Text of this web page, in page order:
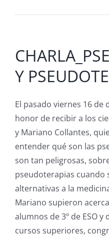
Y
El pasado viernes 16
honor de recibir a los
y Mariano Collantes,
entender qué son las
son tan peligrosas,
pseudoterapias cuando
alternativas a la
Mariano supieron
alumnos de 3º de ESO
cursos superiores,